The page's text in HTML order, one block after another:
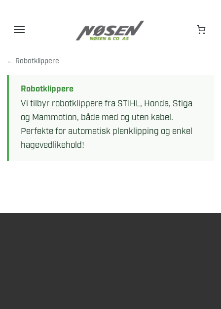
← Robotklippere
Robotklippere
Vi tilbyr robotklippere fra STIHL, Honda, Stiga
og Mammotion, både med og uten kabel.
Perfekte for automatisk plenklipping og enkel
hagevedlikehold!